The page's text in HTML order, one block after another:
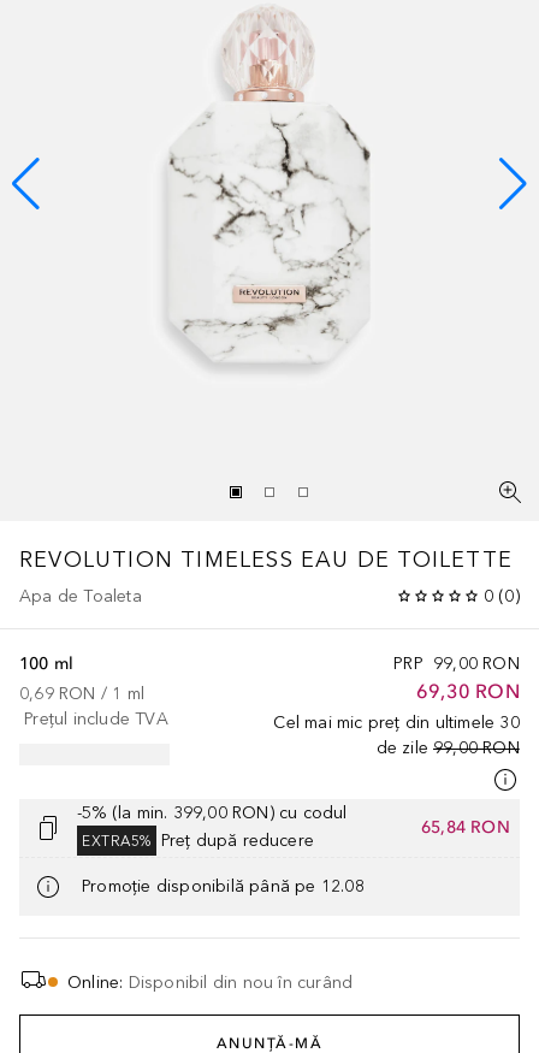
REVOLUTION TIMELESS EAU DE TOILETTE
Apa de Toaleta 0 (0)
PRP 99,00 RON
69,30 RON
Cel mai mic preț din ultimele 30
de zile 99,00 RON
100 ml
0,69 RON / 1 ml
Prețul include TVA
-5% (la min. 399,00 RON) cu codul
EXTRA5% Preț după reducere
65,84 RON
Promoție disponibilă până pe 12.08
Online: Disponibil din nou în curând
ANUNȚĂ-MĂ